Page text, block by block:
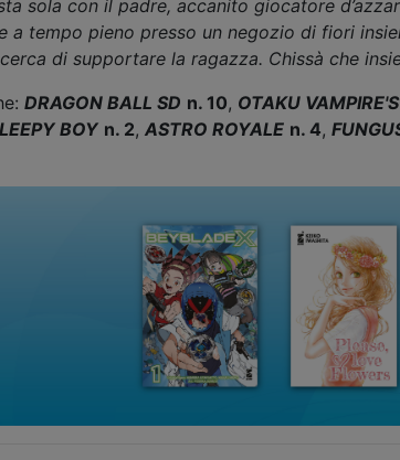
sola con il padre, accanito giocatore
tempo pieno presso un negozio di fiori
di supportare la ragazza. Chissà che
DRAGON BALL SD n. 10, OTAKU
BOY n. 2, ASTRO ROYALE n. 4,